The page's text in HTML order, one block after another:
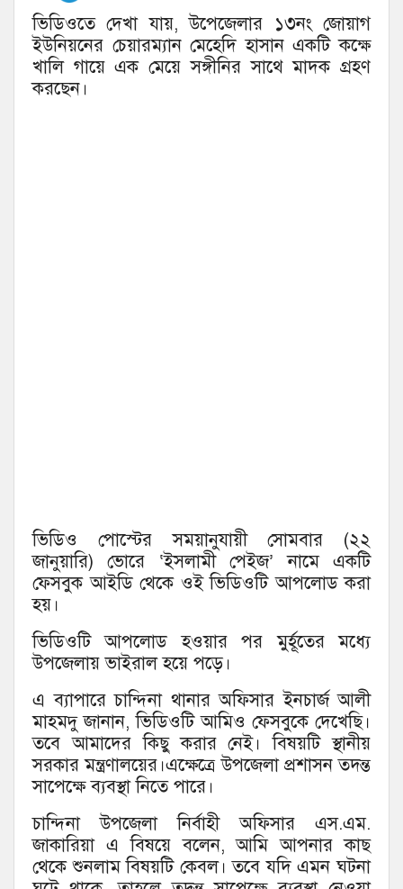
ভিডিওতে দেখা যায়, উপেজেলার ১৩নং জোয়াগ
ইউনিয়নের চেয়ারম্যান মেহেদি হাসান একটি কক্ষে
খালি গায়ে এক মেয়ে সঙ্গীনির সাথে মাদক গ্রহণ
করছেন।
ভিডিও পোস্টের সময়ানুযায়ী সোমবার (২২
জানুয়ারি) ভোরে ‘ইসলামী পেইজ’ নামে একটি
ফেসবুক আইডি থেকে ওই ভিডিওটি আপলোড করা
হয়।
ভিডিওটি আপলোড হওয়ার পর মুর্হূতের মধ্যে
উপজেলায় ভাইরাল হয়ে পড়ে।
এ ব্যাপারে চান্দিনা থানার অফিসার ইনচার্জ আলী
মাহমদু জানান, ভিডিওটি আমিও ফেসবুকে দেখেছি।
তবে আমাদের কিছু করার নেই। বিষয়টি স্থানীয়
সরকার মন্ত্রণালয়ের।এক্ষেত্রে উপজেলা প্রশাসন তদন্ত
সাপেক্ষে ব্যবস্থা নিতে পারে।
চান্দিনা উপজেলা নির্বাহী অফিসার এস.এম.
জাকারিয়া এ বিষয়ে বলেন, আমি আপনার কাছ
থেকে শুনলাম বিষয়টি কেবল। তবে যদি এমন ঘটনা